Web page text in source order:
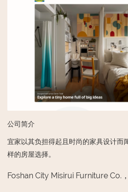
公司简介
宜家以其负担得起且时尚的家具设计而
样的房屋选择。
Foshan City Misirui Furniture Co.